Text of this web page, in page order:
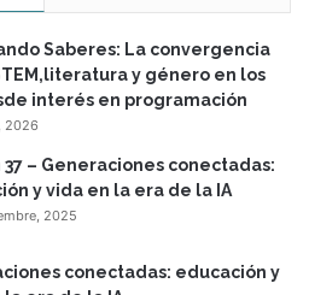
Saberes: La convergencia
y género en los
interés en programación
2026
37 – Generaciones conectadas:
y vida en la era de la IA
2025
conectadas: educación y